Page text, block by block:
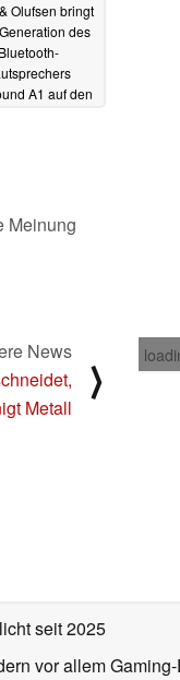
Olufsen bringt
des
Bluetooth-
A1 auf den
Meinung
News
Metall
⟩
seit 2025
vor allem